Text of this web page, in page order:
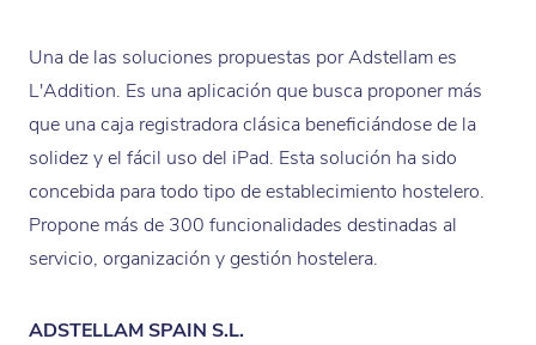
Una de las soluciones propuestas por Adstellam es
L'Addition. Es una aplicación que busca proponer más
que una caja registradora clásica beneficiándose de la
solidez y el fácil uso del iPad. Esta solución ha sido
concebida para todo tipo de establecimiento hostelero.
Propone más de 300 funcionalidades destinadas al
servicio, organización y gestión hostelera.
ADSTELLAM SPAIN S.L.